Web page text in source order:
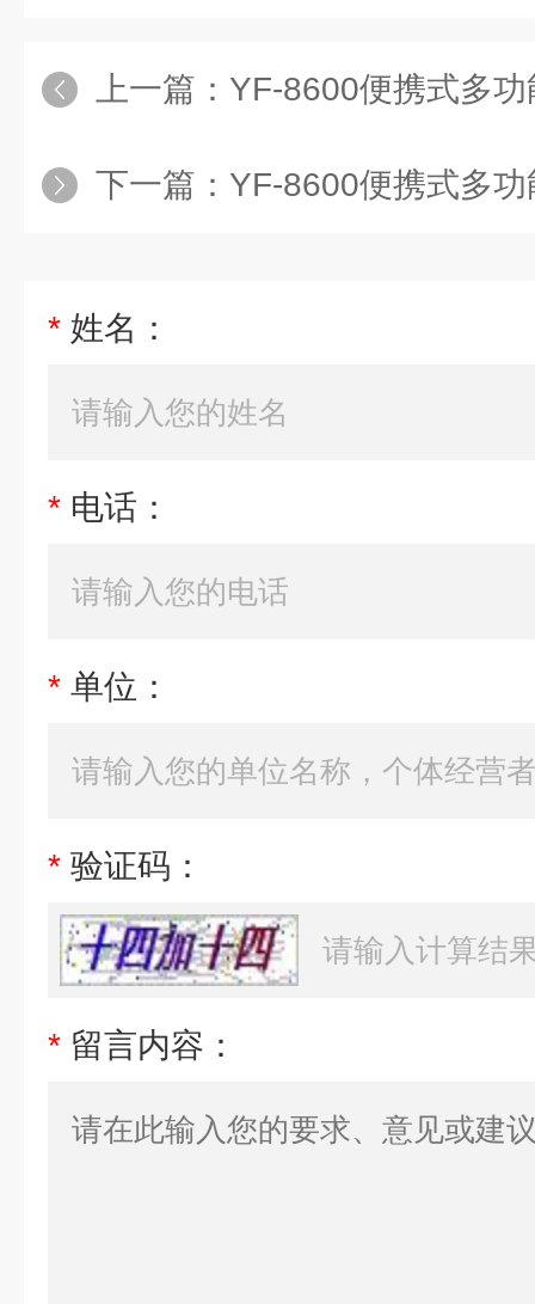
上一篇： YF-8600便携式多
下一篇： YF-8600便携式多
* 姓名：
* 电话：
* 单位：
* 验证码：
* 留言内容：